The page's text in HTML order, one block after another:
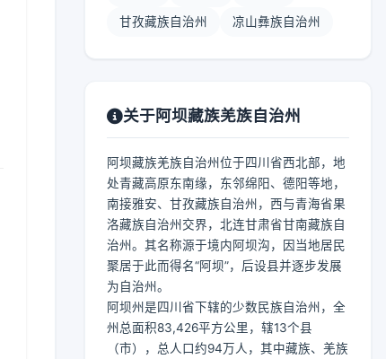
甘孜藏族自治州 凉山彝族自治州
关于阿坝藏族羌族自治州
阿坝藏族羌族自治州位于四川省西北部，地
处青藏高原东南缘，东邻绵阳、德阳等地，
南接雅安、甘孜藏族自治州，西与青海省果
洛藏族自治州交界，北连甘肃省甘南藏族自
治州。其名称源于境内阿坝沟，因当地居民
聚居于此而得名“阿坝”，后设县并逐步发展
为自治州。
阿坝州是四川省下辖的少数民族自治州，全
州总面积83,426平方公里，辖13个县
（市），总人口约94万人，其中藏族、羌族